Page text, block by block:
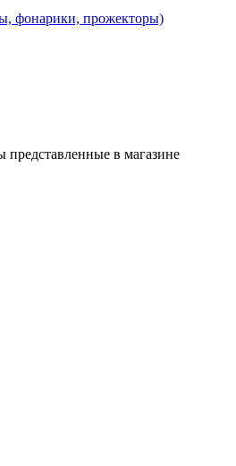
фонарики, прожекторы)
представленные в магазине